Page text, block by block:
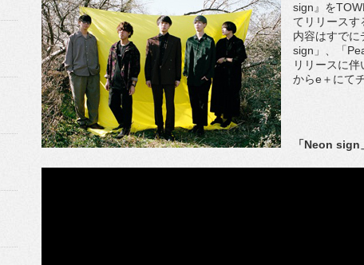
sign』を
てリリースす
内容はすで
sign」、「
リリースに
からe＋にて
「Neon sign